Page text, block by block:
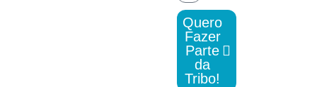
Quero
Fazer
Parte
da
Tribo!